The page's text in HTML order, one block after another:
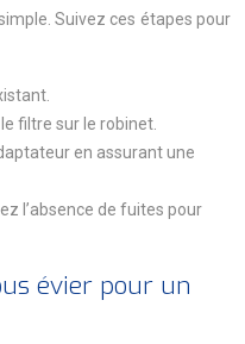
Suivez ces étapes pour
filtre sur le robinet.
en assurant une
l’absence de fuites pour
évier pour un